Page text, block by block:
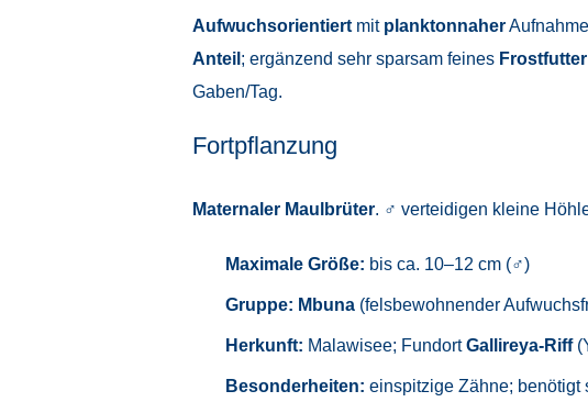
Aufwuchsorientiertmit planktonnaher
Anteil ; ergänzend sehr sparsam feines Frostfutter
Gaben/Tag.
Fortpflanzung
Maternaler Maulbrüter. ♂ verteidigen kleine
Maximale Größe: bis ca. 10–12 cm (♂)
Gruppe: Mbuna(felsbewohnender
Herkunft: Malawisee; FundortGallireya-Riff
Besonderheiten: einspitzige Zähne; benötigt